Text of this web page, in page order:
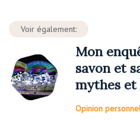
Voir également:
Mon
savon et
mythes
Opinion